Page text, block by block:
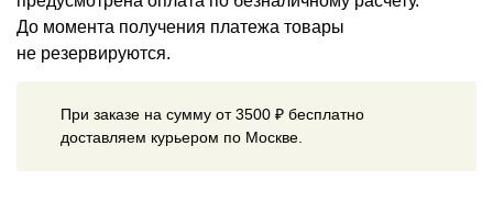
До момента получения платежа товары
не резервируются.
При заказе на сумму от 3500 ₽ бесплатно
доставляем курьером по Москве.